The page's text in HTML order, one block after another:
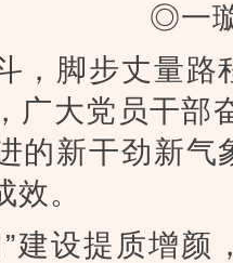
◎一
，脚步丈量路
广大党员干部
的新干劲新气
。
建设提质增颜